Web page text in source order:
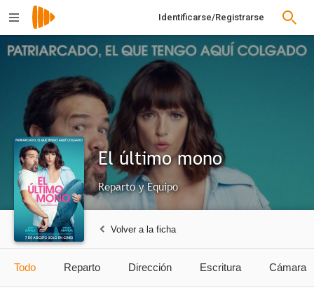
Identificarse/Registrarse
El último mono
Reparto y Equipo
Volver a la ficha
Todo Reparto Dirección Escritura Cámara